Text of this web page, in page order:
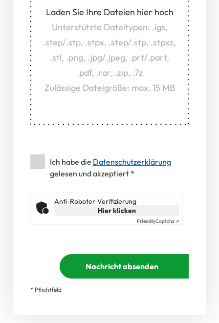
Laden Sie Ihre Dateien hier hoch
Unterstützte Dateitypen: .igs,
.step/.stp, .stpx, .step/.stp, .stpxz,
.stl, .png, .jpg/.jpeg, .prt/.part,
.pdf, .rar, .zip, .7z
Zulässige Dateigröße: max. 15 MB
Ich habe die Datenschutzerklärung
gelesen und akzeptiert *
Anti-Roboter-Verifizierung
Hier klicken
FriendlyCaptcha ⇗
Nachricht absenden
* Pflichtfeld